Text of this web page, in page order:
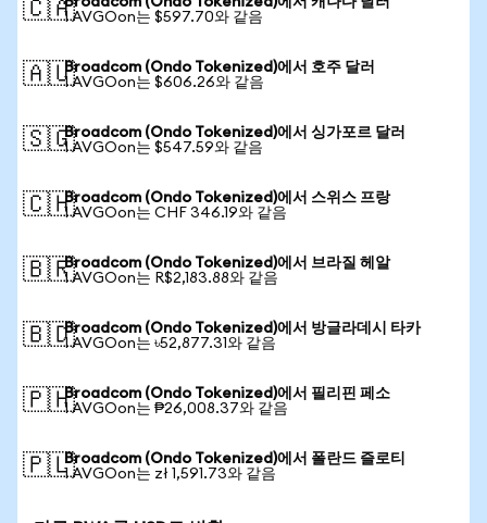
🇨🇦1 AVGOon는 $597.70와 같음
🇦🇺Broadcom (Ondo Tokenized)에서 호주 달러
1 AVGOon는 $606.26와 같음
🇸🇬Broadcom (Ondo Tokenized)에서 싱가포르 달러
1 AVGOon는 $547.59와 같음
🇨🇭Broadcom (Ondo Tokenized)에서 스위스 프랑
1 AVGOon는 CHF 346.19와 같음
🇧🇷Broadcom (Ondo Tokenized)에서 브라질 헤알
1 AVGOon는 R$2,183.88와 같음
🇧🇩Broadcom (Ondo Tokenized)에서 방글라데시 타카
1 AVGOon는 ৳52,877.31와 같음
🇵🇭Broadcom (Ondo Tokenized)에서 필리핀 페소
1 AVGOon는 ₱26,008.37와 같음
🇵🇱Broadcom (Ondo Tokenized)에서 폴란드 즐로티
1 AVGOon는 zł 1,591.73와 같음